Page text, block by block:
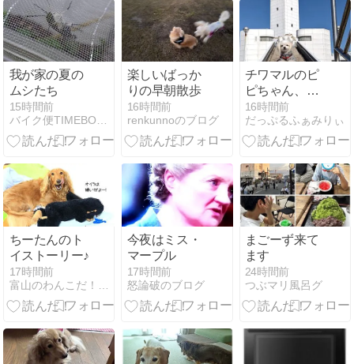
我が家の夏の
ムシたち
15時間前
バイク便TIMEBOX社長ブログ２
楽しいばっか
りの早朝散歩
16時間前
renkunnoのブログ
チワマルのピ
ピちゃん、横
浜港シンボル
タワーへ②☆
彡
16時間前
だっぷるふぁみりぃ
ちーたんのト
イストーリー♪
17時間前
富山のわんこだ！ぼん！2
今夜はミス・
マープル
17時間前
怒論破のブログ
まごーず来て
ます
24時間前
つぶマリ風呂グ